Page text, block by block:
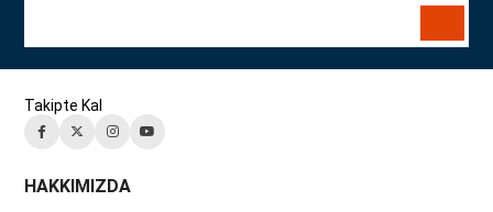
Takipte Kal
HAKKIMIZDA